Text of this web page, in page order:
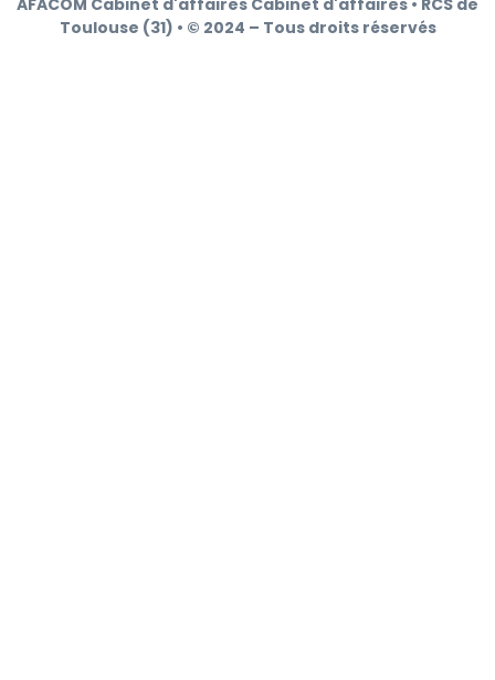
AFACOM Cabinet d'affaires Cabinet d'affaires • RCS de
Toulouse (31) • © 2024 – Tous droits réservés